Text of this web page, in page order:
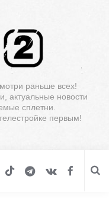
раньше всех!
актуальные новости
сплетни.
первым!